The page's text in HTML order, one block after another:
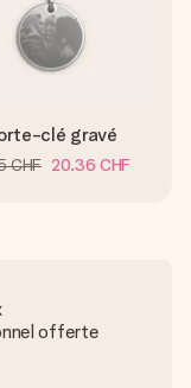
clé gravé
CHF 20.36 CHF
offerte